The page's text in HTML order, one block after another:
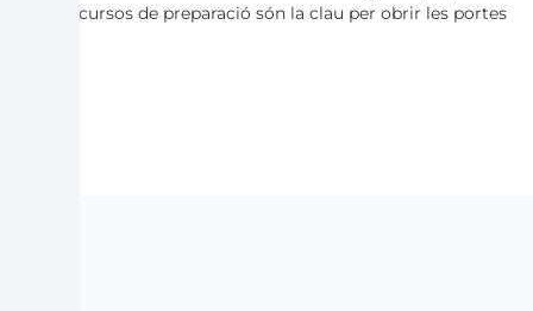
nostres cursos de preparació són la clau per obrir les portes